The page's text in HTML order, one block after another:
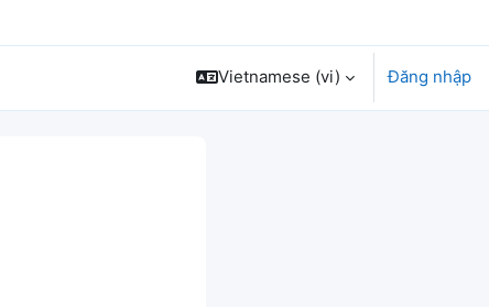
Vietnamese ‎(vi)‎ Đăng nhập